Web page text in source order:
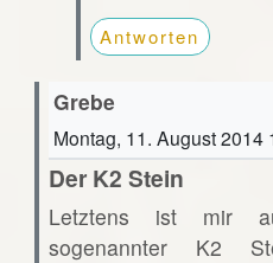
Antworten
Grebe
Montag, 11. August 2014
Der K2 Stein
Letztens ist mir
sogenannter K2